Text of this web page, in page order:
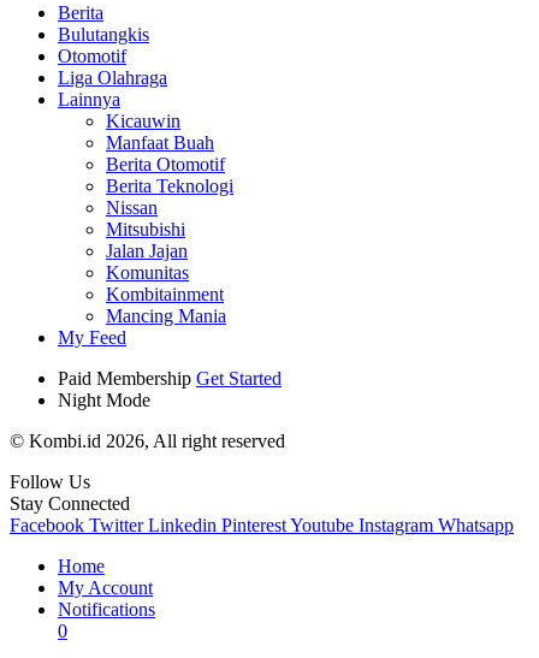
Berita
Bulutangkis
Otomotif
Liga Olahraga
Lainnya
Kicauwin
Manfaat Buah
Berita Otomotif
Berita Teknologi
Nissan
Mitsubishi
Jalan Jajan
Komunitas
Kombitainment
Mancing Mania
My Feed
Paid Membership Get Started
Night Mode
© Kombi.id 2026, All right reserved
Follow Us
Stay Connected
Facebook Twitter Linkedin PinterestYoutube Instagram Whatsapp
Home
My Account
Notifications
0